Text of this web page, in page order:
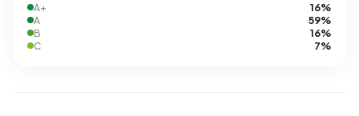
A+ 16%
A 59%
B 16%
C 7%